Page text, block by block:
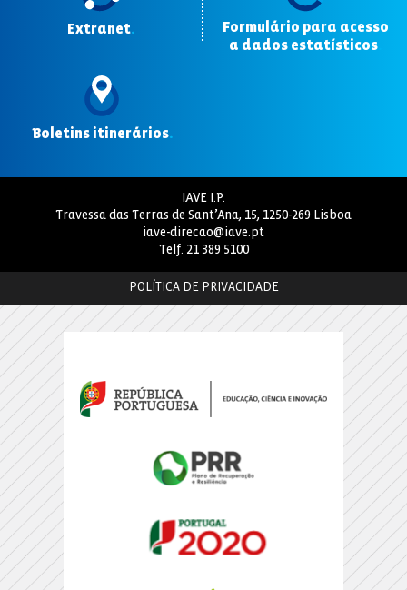
Extranet.
Formulário para acesso
a dados estatísticos
Boletins itinerários.
IAVE I.P.
Travessa das Terras de Sant’Ana, 15, 1250-269 Lisboa
iave-direcao@iave.pt
Telf. 21 389 5100
POLÍTICA DE PRIVACIDADE